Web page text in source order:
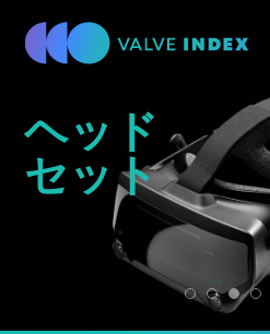
ヘッド
セット